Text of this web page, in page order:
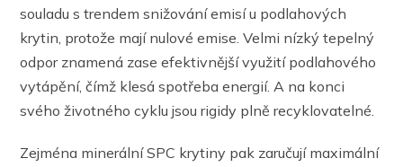
souladu s trendem snižování emisí u podlahových
krytin, protože mají nulové emise. Velmi nízký tepelný
odpor znamená zase efektivnější využití podlahového
vytápění, čímž klesá spotřeba energií. A na konci
svého životného cyklu jsou rigidy plně recyklovatelné.
Zejména minerální SPC krytiny pak zaručují maximální